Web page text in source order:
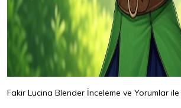
Fakir Lucina Blender İnceleme ve Yorumlar ile